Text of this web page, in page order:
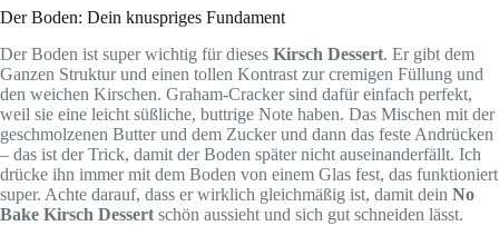
Der Boden: Dein knuspriges Fundament
Der Boden ist super wichtig für dieses Kirsch Dessert. Er gibt dem
Ganzen Struktur und einen tollen Kontrast zur cremigen Füllung und
den weichen Kirschen. Graham-Cracker sind dafür einfach perfekt,
weil sie eine leicht süßliche, buttrige Note haben. Das Mischen mit der
geschmolzenen Butter und dem Zucker und dann das feste Andrücken
– das ist der Trick, damit der Boden später nicht auseinanderfällt. Ich
drücke ihn immer mit dem Boden von einem Glas fest, das funktioniert
super. Achte darauf, dass er wirklich gleichmäßig ist, damit dein No
Bake Kirsch Dessert schön aussieht und sich gut schneiden lässt.